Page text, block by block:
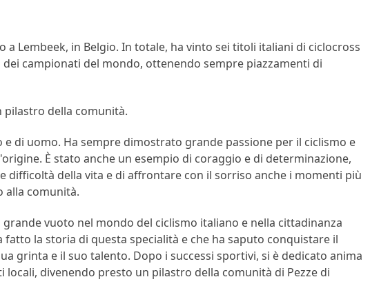
a Lembeek, in Belgio. In totale, ha vinto sei titoli italiani di ciclocross
campionati del mondo, ottenendo sempre piazzamenti di
pilastro della comunità.
di uomo. Ha sempre dimostrato grande passione per il ciclismo e
È stato anche un esempio di coraggio e di determinazione,
difficoltà della vita e di affrontare con il sorriso anche i momenti più
alla comunità.
vuoto nel mondo del ciclismo italiano e nella cittadinanza
fatto la storia di questa specialità e che ha saputo conquistare il
grinta e il suo talento. Dopo i successi sportivi, si è dedicato anima
locali, divenendo presto un pilastro della comunità di Pezze di